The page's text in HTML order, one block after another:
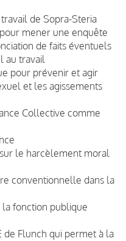
de Sopra-Steria
mener une enquête
de faits éventuels
au travail
pour prévenir et agir
et les agissements
Collective comme
le harcèlement moral
conventionnelle dans la
fonction publique
de Flunch qui permet à la